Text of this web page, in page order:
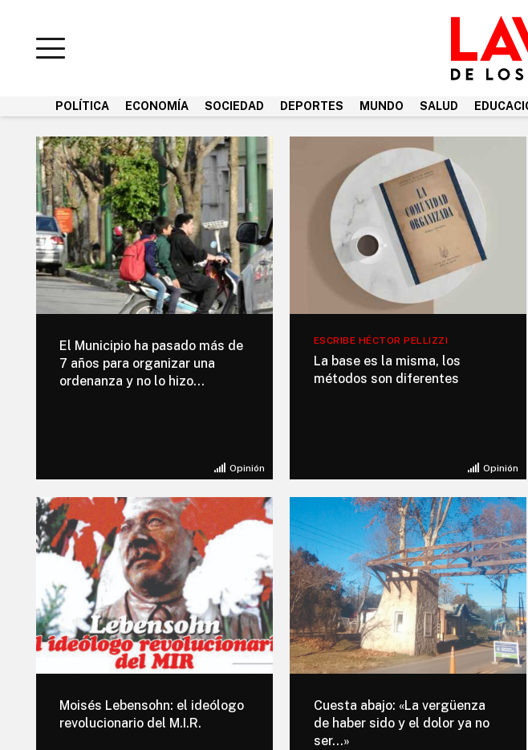
POLÍTICA ECONOMÍA SOCIEDAD DEPORTES MUNDO SALUD
Opinión
El Municipio ha pasado más de
7 años para organizar una
ordenanza y no lo hizo…
Opinión
ESCRIBE HÉCTOR PELLIZZI
La base es la misma, los
métodos son diferentes
Moisés Lebensohn: el ideólogo
revolucionario del M.I.R.
Cuesta abajo: «La vergüenza
de haber sido y el dolor ya no
ser…»